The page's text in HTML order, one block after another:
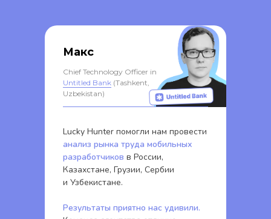
Макс
Chief Technology Officer in
Untitled Bank (Tashkent,
Uzbekistan)
Lucky Hunter помогли нам провести
анализ рынка труда мобильных
разработчиков в России,
Казахстане, Грузии, Сербии
и Узбекистане.
Результаты приятно нас удивили.